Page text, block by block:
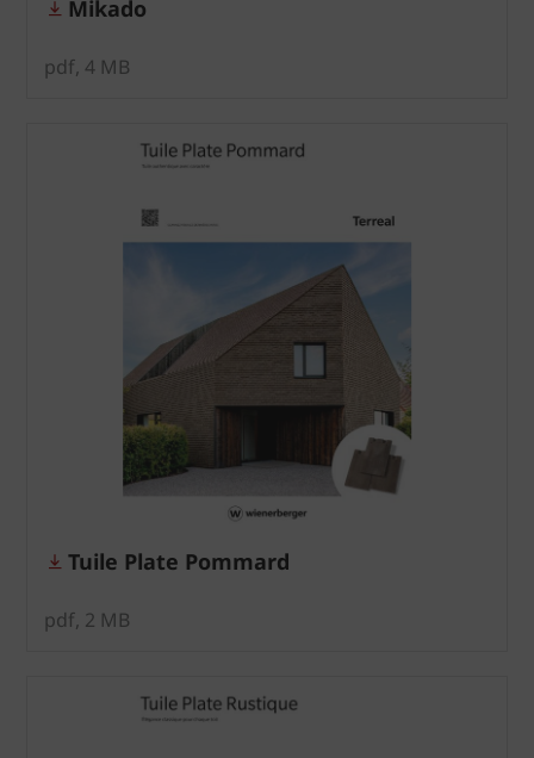
Mikado
pdf, 4 MB
Tuile Plate Pommard
pdf, 2 MB